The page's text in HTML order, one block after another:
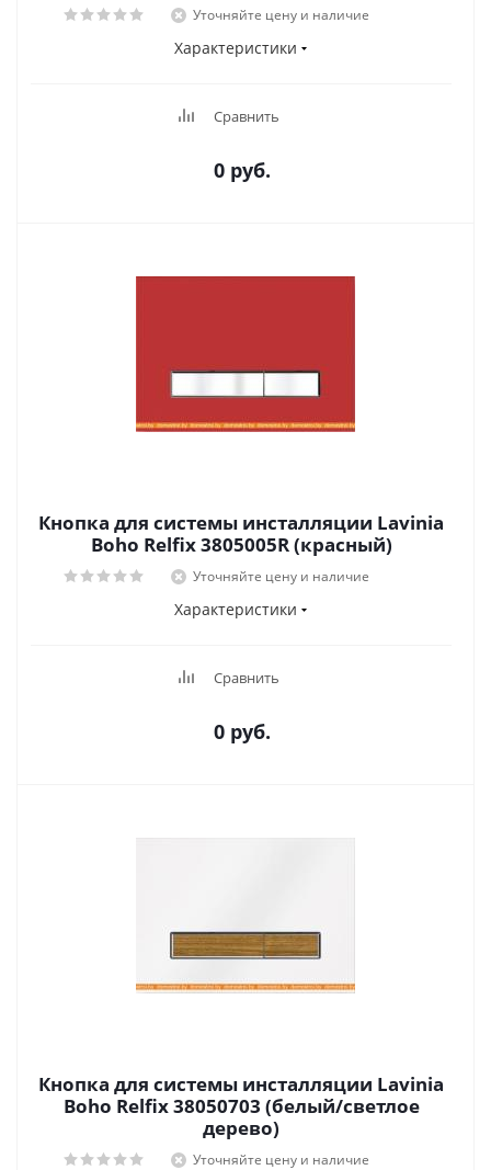
Уточняйте цену и наличие
Характеристики
Сравнить
0 руб.
Кнопка для системы инсталляции Lavinia
Boho Relfix 3805005R (красный)
Уточняйте цену и наличие
Характеристики
Сравнить
0 руб.
Кнопка для системы инсталляции Lavinia
Boho Relfix 38050703 (белый/светлое
дерево)
Уточняйте цену и наличие